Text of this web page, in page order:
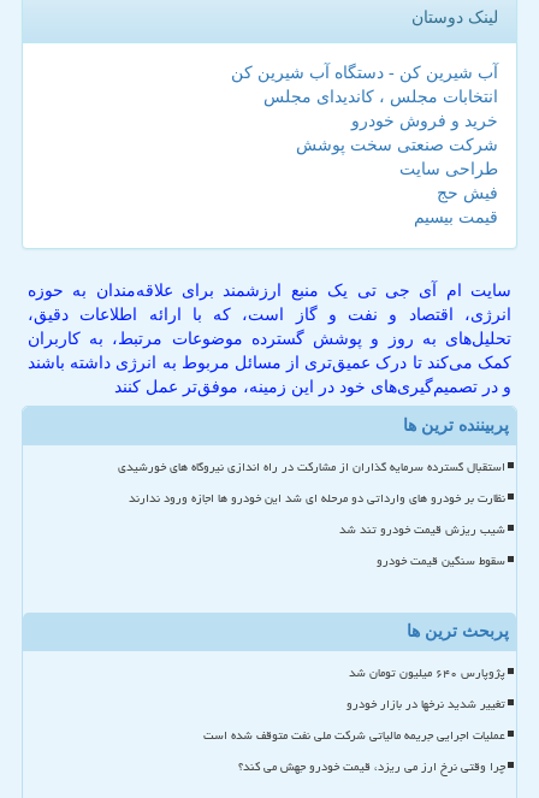
لینک دوستان
آب شیرین کن - دستگاه آب شیرین کن
انتخابات مجلس ، کاندیدای مجلس
خرید و فروش خودرو
شرکت صنعتی سخت پوشش
طراحی سایت
فیش حج
قیمت بیسیم
سایت ام آی جی تی یک منبع ارزشمند برای علاقه‌مندان به حوزه
انرژی، اقتصاد و نفت و گاز است، که با ارائه اطلاعات دقیق،
تحلیل‌های به روز و پوشش گسترده موضوعات مرتبط، به کاربران
کمک می‌کند تا درک عمیق‌تری از مسائل مربوط به انرژی داشته باشند
و در تصمیم‌گیری‌های خود در این زمینه، موفق‌تر عمل کنند
پربیننده ترین ها
استقبال گسترده سرمایه گذاران از مشارکت در راه اندازی نیروگاه های خورشیدی
نظارت بر خودرو های وارداتی دو مرحله ای شد این خودرو ها اجازه ورود ندارند
شیب ریزش قیمت خودرو تند شد
سقوط سنگین قیمت خودرو
پربحث ترین ها
پژوپارس ۶۴۰ میلیون تومان شد
تغییر شدید نرخها در بازار خودرو
عملیات اجرایی جریمه مالیاتی شرکت ملی نفت متوقف شده است
چرا وقتی نرخ ارز می ریزد، قیمت خودرو جهش می کند؟